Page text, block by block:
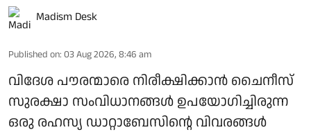
Madism Desk
Published on: 03 Aug 2026, 8:46 am
വിദേശ പൗരന്മാരെ നിരീക്ഷിക്കാന്‍ ചൈനീസ്
സുരക്ഷാ സംവിധാനങ്ങള്‍ ഉപയോഗിച്ചിരുന്ന
ഒരു രഹസ്യ ഡാറ്റാബേസിന്റെ വിവരങ്ങള്‍